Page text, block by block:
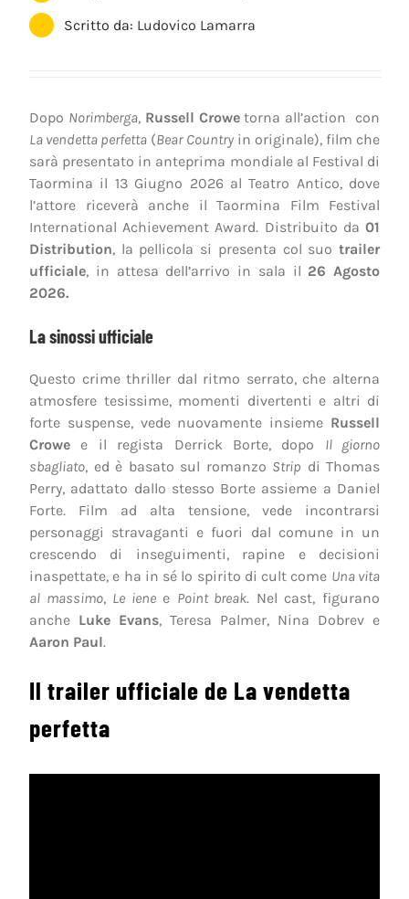
Scritto da: Ludovico Lamarra
Dopo Norimberga, Russell Crowetorna all’action con
La vendetta perfetta (Bear Countryin originale), film che
sarà presentato in anteprima mondiale al Festival di
Taormina il 13 Giugno 2026 al Teatro Antico, dove
l’attore riceverà anche il Taormina Film Festival
International Achievement Award. Distribuito da 01
Distribution, la pellicola si presenta col suo trailer
ufficiale, in attesa dell’arrivo in sala il 26 Agosto
2026.
La sinossi ufficiale
Questo crime thriller dal ritmo serrato, che alterna
atmosfere tesissime, momenti divertenti e altri di
forte suspense, vede nuovamente insieme Russell
Crowe e il regista Derrick Borte, dopo Il giorno
sbagliato, ed è basato sul romanzo Strip di Thomas
Perry, adattato dallo stesso Borte assieme a Daniel
Forte. Film ad alta tensione, vede incontrarsi
personaggi stravaganti e fuori dal comune in un
crescendo di inseguimenti, rapine e decisioni
inaspettate, e ha in sé lo spirito di cult come Una vita
al massimo, Le ienee Point break. Nel cast, figurano
anche Luke Evans, Teresa Palmer, Nina Dobrev e
Aaron Paul.
Il trailer ufficiale de La vendetta
perfetta